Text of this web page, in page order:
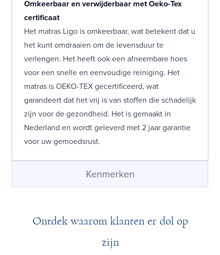
Omkeerbaar en verwijderbaar met Oeko-Tex
certificaat
Het matras Ligo is omkeerbaar, wat betekent dat u
het kunt omdraaien om de levensduur te
verlengen. Het heeft ook een afneembare hoes
voor een snelle en eenvoudige reiniging. Het
matras is OEKO-TEX gecertificeerd, wat
garandeert dat het vrij is van stoffen die schadelijk
zijn voor de gezondheid. Het is gemaakt in
Nederland en wordt geleverd met 2 jaar garantie
voor uw gemoedsrust.
Kenmerken
Ontdek waarom klanten er dol op
zijn